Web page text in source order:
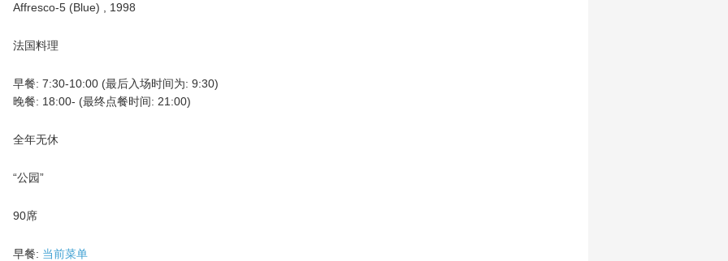
Affresco-5 (Blue) , 1998
法国料理
早餐: 7:30-10:00 (最后入场时间为: 9:30)
晚餐: 18:00- (最终点餐时间: 21:00)
全年无休
“公园”
90席
早餐: 当前菜单